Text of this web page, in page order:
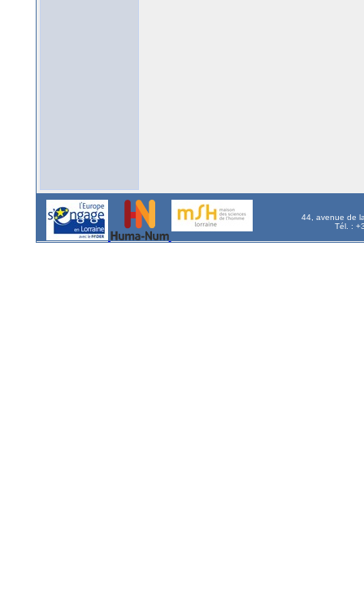
44, avenue de
Tél. :